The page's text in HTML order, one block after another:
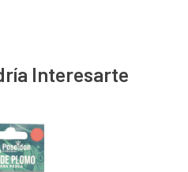
Interesarte